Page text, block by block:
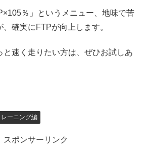
％」というメニュー、地味で苦
確実にFTPが向上します。
と速く走りたい方は、ぜひお試しあ
レーニング編
スポンサーリンク